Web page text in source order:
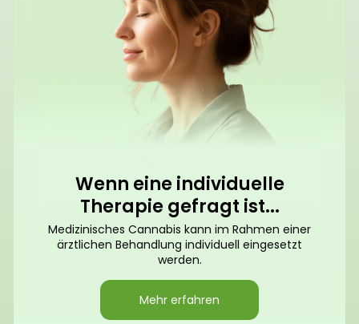
Wenn eine individuelle
Therapie gefragt ist...
Medizinisches Cannabis kann im Rahmen einer
ärztlichen Behandlung individuell eingesetzt
werden.
Mehr erfahren